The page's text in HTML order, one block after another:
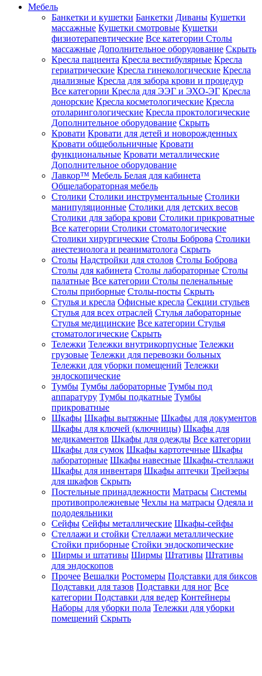
Мебель
Банкетки и кушетки Банкетки Диваны Кушетки
массажные Кушетки смотровые Кушетки
физиотерапевтические Все категории Столы
массажные Дополнительное оборудование Скрыть
Кресла пациента Кресла вестибулярные Кресла
гериатрические Кресла гинекологические Кресла
диализные Кресла для забора крови и процедур
Все категории Кресла для ЭЭГ и ЭХО-ЭГ Кресла
донорские Кресла косметологические Кресла
отоларингологические Кресла проктологические
Дополнительное оборудование Скрыть
Кровати Кровати для детей и новорожденных
Кровати общебольничные Кровати
функциональные Кровати металлические
Дополнительное оборудование
Лавкор™ Мебель Белая для кабинета
Общелабораторная мебель
Столики Столики инструментальные Столики
манипуляционные Столики для детских весов
Столики для забора крови Столики прикроватные
Все категории Столики стоматологические
Столики хирургические Столы Боброва Столики
анестезиолога и реаниматолога Скрыть
Столы Надстройки для столов Столы Боброва
Столы для кабинета Столы лабораторные Столы
палатные Все категории Столы пеленальные
Столы приборные Столы-посты Скрыть
Стулья и кресла Офисные кресла Секции стульев
Стулья для всех отраслей Стулья лабораторные
Стулья медицинские Все категории Стулья
стоматологические Скрыть
Тележки Тележки внутрикорпусные Тележки
грузовые Тележки для перевозки больных
Тележки для уборки помещений Тележки
эндоскопические
Тумбы Тумбы лабораторные Тумбы под
аппаратуру Тумбы подкатные Тумбы
прикроватные
Шкафы Шкафы вытяжные Шкафы для документов
Шкафы для ключей (ключницы) Шкафы для
медикаментов Шкафы для одежды Все категории
Шкафы для сумок Шкафы картотечные Шкафы
лабораторные Шкафы навесные Шкафы-стеллажи
Шкафы для инвентаря Шкафы аптечки Трейзеры
для шкафов Скрыть
Постельные принадлежности Матрасы Системы
противопролежневые Чехлы на матрасы Одеяла и
пододеяльники
Сейфы Сейфы металлические Шкафы-сейфы
Стеллажи и стойки Стеллажи металлические
Стойки приборные Стойки эндоскопические
Ширмы и штативы Ширмы Штативы Штативы
для эндоскопов
Прочее Вешалки Ростомеры Подставки для биксов
Подставки для тазов Подставки для ног Все
категории Подставки для ведер Контейнеры
Наборы для уборки пола Тележки для уборки
помещений Скрыть